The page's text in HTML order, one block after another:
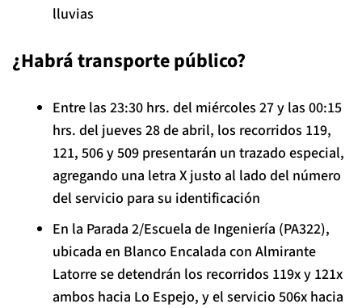
lluvias
¿Habrá transporte público?
Entre las 23:30 hrs. del miércoles 27 y las 00:15
hrs. del jueves 28 de abril, los recorridos 119,
121, 506 y 509 presentarán un trazado especial,
agregando una letra X justo al lado del número
del servicio para su identificación
En la Parada 2/Escuela de Ingeniería (PA322),
ubicada en Blanco Encalada con Almirante
Latorre se detendrán los recorridos 119x y 121x
ambos hacia Lo Espejo, y el servicio 506x hacia